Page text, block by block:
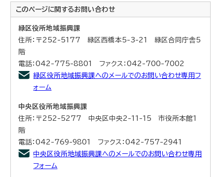
このページに関するお問い合わせ
緑区役所地域振興課
住所：〒252-5177 緑区西橋本5-3-21 緑区合同庁舎5
階
電話：042-775-8801 ファクス：042-700-7002
緑区役所地域振興課へのメールでのお問い合わせ専用フ
ォーム
中央区役所地域振興課
住所：〒252-5277 中央区中央2-11-15 市役所本館1
階
電話：042-769-9801 ファクス：042-757-2941
中央区役所地域振興課へのメールでのお問い合わせ専用
フォーム